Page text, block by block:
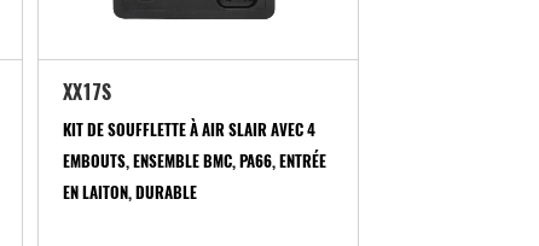
XX17S
KIT DE SOUFFLETTE À AIR SLAIR AVEC 4
EMBOUTS, ENSEMBLE BMC, PA66, ENTRÉE
EN LAITON, DURABLE